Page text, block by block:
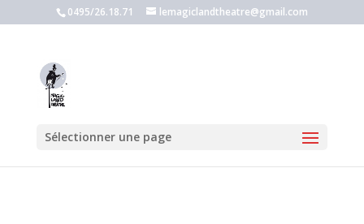
0495/26.18.71 lemagiclandtheatre@gmail.com
Sélectionner une page